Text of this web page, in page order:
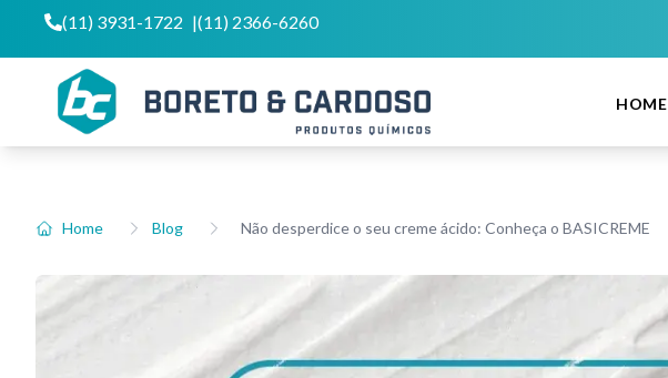
(11) 3931-1722 |(11) 2366-6260
HOME
Home Blog Não desperdice o seu creme ácido: Conheça o BASICREME